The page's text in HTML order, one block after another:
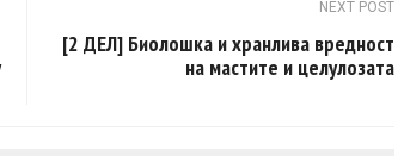
NEXT POST
[2 ДЕЛ] Биолошка и хранлива вредност
на мастите и целулозата